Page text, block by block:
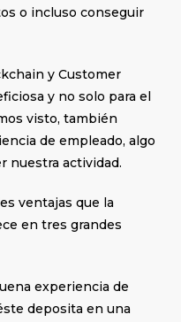
o incluso conseguir
y Customer
y no solo para el
visto, también
de empleado, algo
nuestra actividad.
ventajas que la
en tres grandes
experiencia de
deposita en una